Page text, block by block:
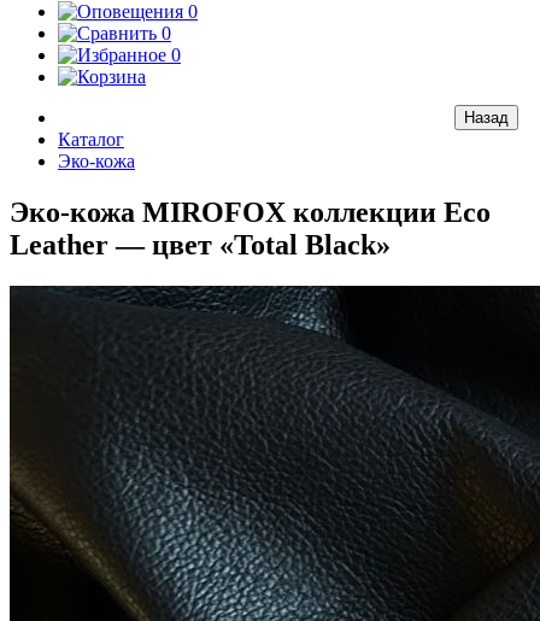
0
0
0
Каталог
Эко-кожа
Эко-кожа MIROFOX коллекции Eco
Leather — цвет «Total Black»